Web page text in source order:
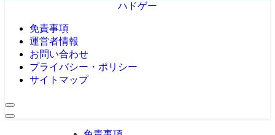
ハドゲー
免責事項
運営者情報
お問い合わせ
プライバシー・ポリシー
サイトマップ